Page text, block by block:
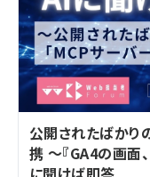
公開されたばかり
携 ～『GA4の画面